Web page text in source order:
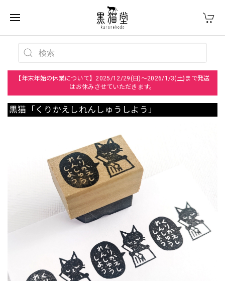
【年末年始の休業について】2025/12/29(日)～2026/1/3(土)まで発送
はお休みさせていただきます。
黒猫「くりかえしれんしゅうしよう」